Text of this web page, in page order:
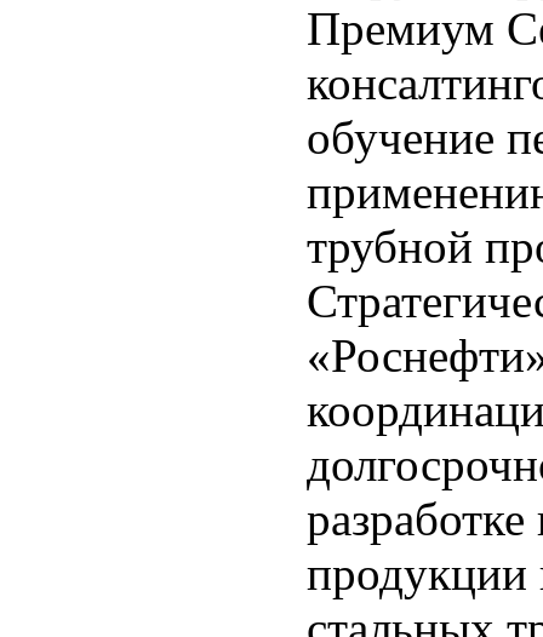
Премиум
обучение
трубной
продукции